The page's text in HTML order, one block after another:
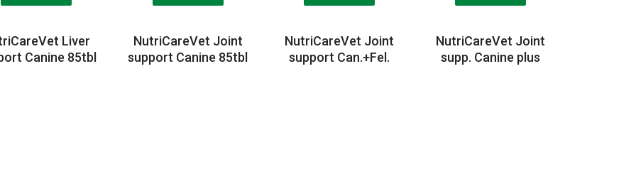
Liver
Canine 85tbl
NutriCareVet Joint
support Canine 85tbl
NutriCareVet Joint
support Can.+Fel.
NutriCareVet Joint
supp. Canine plus